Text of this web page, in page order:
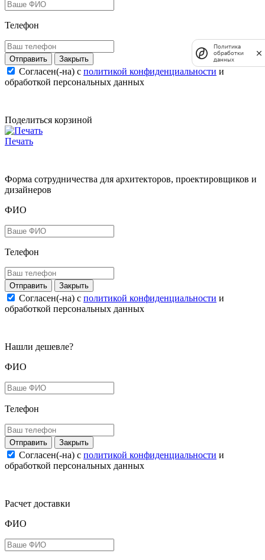
Телефон
Закрыть
Согласен(-на) c политикой конфиденциальности и
обработкой персональных данных
Поделиться корзиной
Печать
Форма сотрудничества для архитекторов, проектировщиков и
дизайнеров
ФИО
Телефон
Закрыть
Согласен(-на) c политикой конфиденциальности и
обработкой персональных данных
Нашли дешевле?
ФИО
Телефон
Закрыть
Согласен(-на) c политикой конфиденциальности и
обработкой персональных данных
Расчет доставки
ФИО
Политика
обработки
данных